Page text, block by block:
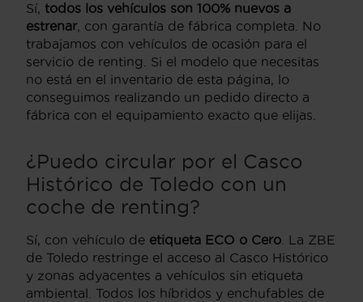
Sí, todos los vehículos son 100% nuevos a
estrenar, con garantía de fábrica completa. No
trabajamos con vehículos de ocasión para el
servicio de renting. Si el modelo que necesitas
no está en el inventario de esta página, lo
conseguimos realizando un pedido directo a
fábrica con el equipamiento exacto que elijas.
¿Puedo circular por el Casco
Histórico de Toledo con un
coche de renting?
Sí, con vehículo de etiqueta ECO o Cero . La ZBE
de Toledo restringe el acceso al Casco Histórico
y zonas adyacentes a vehículos sin etiqueta
ambiental. Todos los híbridos y enchufables de